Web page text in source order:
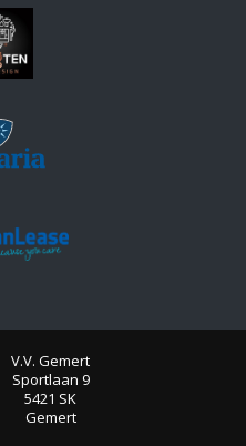
V.V. Gemert
Sportlaan 9
5421 SK
Gemert